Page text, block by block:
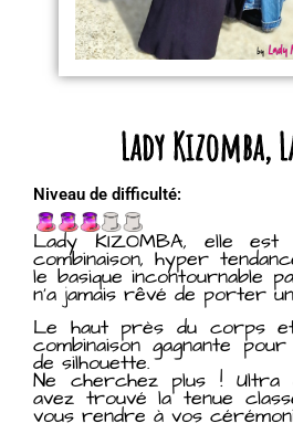
Lady Kizomba,
Niveau de difficulté:
Lady KIZOMBA, elle est
combinaison, hyper
le basique incontournable
n’a jamais rêvé de porter
Le haut près du corps
combinaison gagnante
de silhouette.
Ne cherchez plus ! Ultra
avez trouvé la tenue
vous rendre à vos